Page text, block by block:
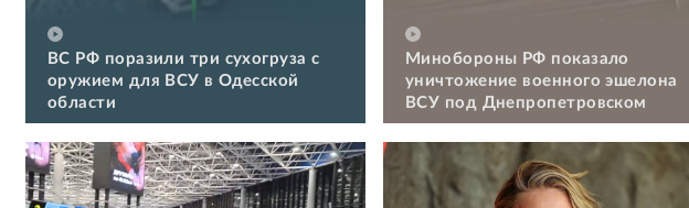
ВС РФ поразили три сухогруза с
оружием для ВСУ в Одесской
области
Минобороны РФ показало
уничтожение военного эшелона
ВСУ под Днепропетровском